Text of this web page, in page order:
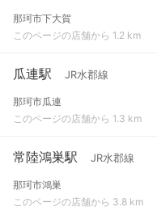
那珂市下大賀
このページの店舗から 1.2 km
瓜連駅 JR水郡線
那珂市瓜連
このページの店舗から 1.3 km
常陸鴻巣駅 JR水郡線
那珂市鴻巣
このページの店舗から 3.8 km